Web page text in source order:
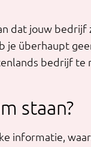
dat jouw bedrijf
überhaupt
bedrijf te
staan?
informatie,